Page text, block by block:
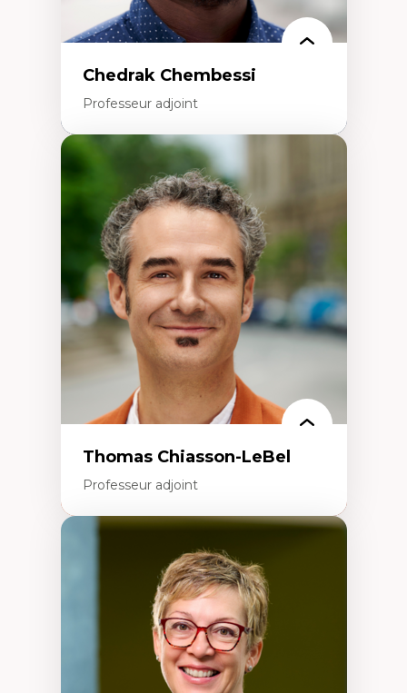
Chedrak Chembessi
Professeur adjoint
Économie circulaire
Modèles d’affaires durables
Histoire des faits économiques
Gestion durable des ressources naturelles
Écologie industrielle
Aménagement durable du territoire
Développement régional
Coopératives
Télétravail en milieu rural francophone
Transition socio-écologique
Thomas Chiasson-LeBel
Professeur adjoint
Théories du développement
Économie politique comparée
Élites économiques
Sociologie économique
Extractivisme
Classes sociales
Mouvements sociaux
Théories de l’État